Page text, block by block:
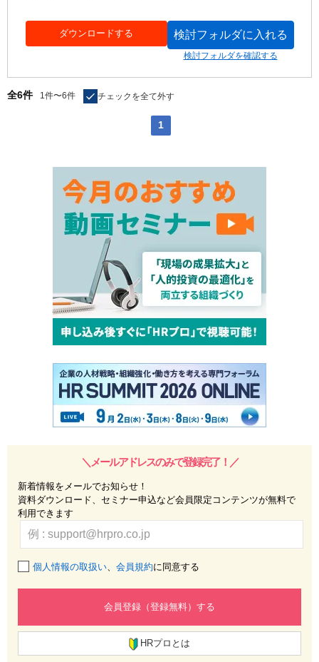
ダウンロードする 検討フォルダに入れる
検討フォルダを確認する
全6件 1件〜6件 チェックを全て外す
1
＼メールアドレスのみで登録完了！／
新着情報をメールでお知らせ！
資料ダウンロード、セミナー申込など会員限定コンテンツが無料で
利用できます
個人情報の取扱い、 会員規約に同意する
会員登録（登録無料）する
HRプロとは